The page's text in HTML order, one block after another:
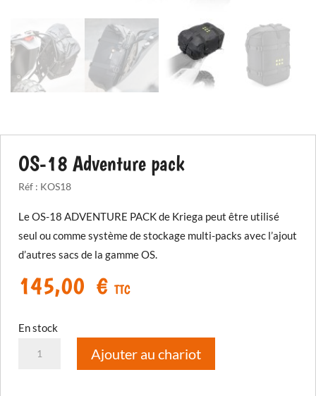
OS-18 Adventure pack
Réf : KOS18
Le OS-18 ADVENTURE PACK de Kriega peut être utilisé
seul ou comme système de stockage multi-packs avec l’ajout
d’autres sacs de la gamme OS.
145,00 € TTC
En stock
quantité
Ajouter au chariot